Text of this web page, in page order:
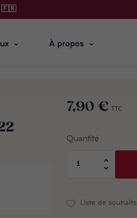
🇫🇷
À propos
7,90 € TTC
Quantité
Liste de souhaits